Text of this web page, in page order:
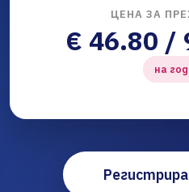
ЦЕНА ЗА
€ 46.80 /
на